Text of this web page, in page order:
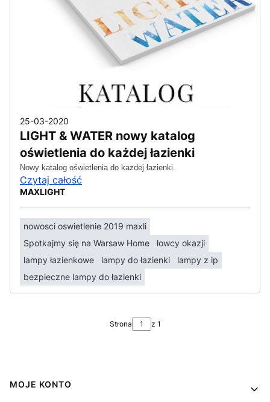
25-03-2020
LIGHT & WATER nowy katalog
oświetlenia do każdej łazienki
Nowy katalog oświetlenia do każdej łazienki.
Czytaj całość
MAXLIGHT
nowosci oswietlenie 2019 maxli
Spotkajmy się na Warsaw Home
łowcy okazji
lampy łazienkowe
lampy do łazienki
lampy z ip
bezpieczne lampy do łazienki
Strona z 1
Linki w stopce
MOJE KONTO